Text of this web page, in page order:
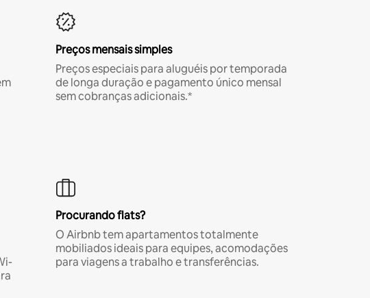
Preços mensais simples
Preços especiais para aluguéis por temporada
de longa duração e pagamento único mensal
sem cobranças adicionais.*
Procurando flats?
O Airbnb tem apartamentos totalmente
mobiliados ideais para equipes, acomodações
para viagens a trabalho e transferências.